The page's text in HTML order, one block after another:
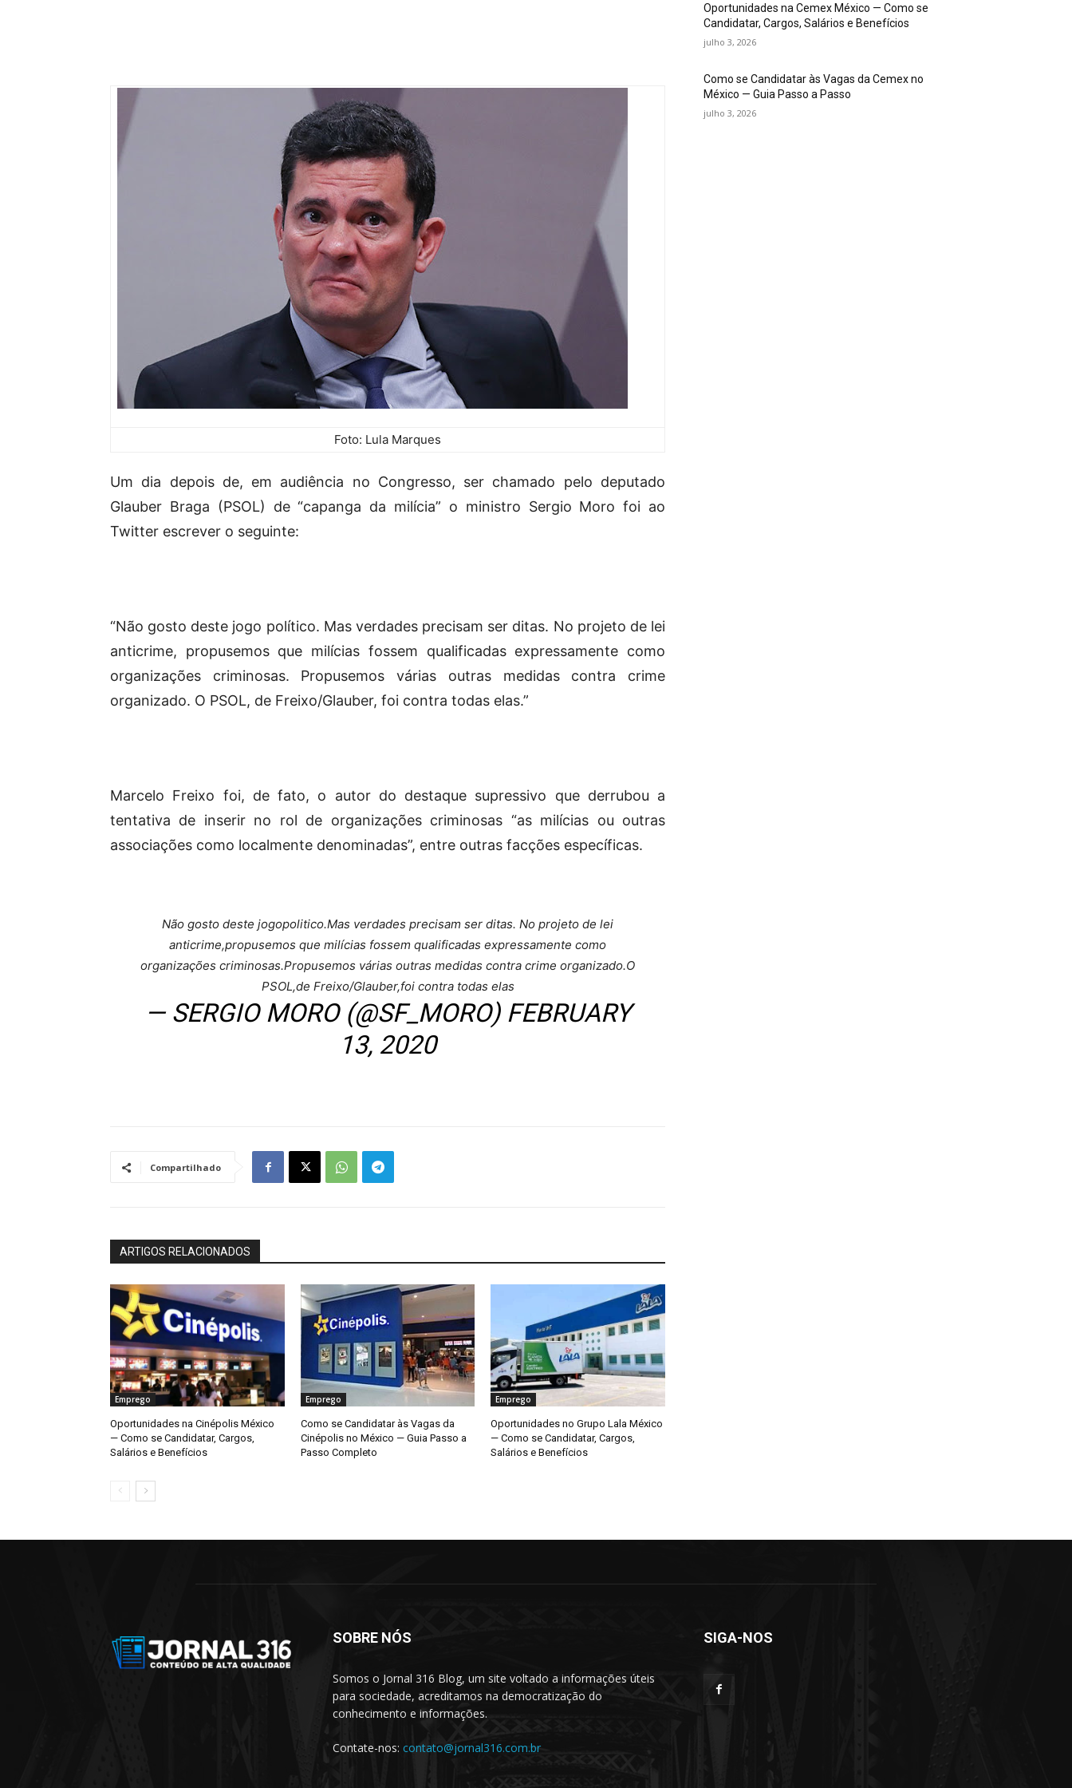
Foto: Lula Marques
Um dia depois de, em audiência no Congresso, ser chamado pelo deputado
Glauber Braga (PSOL) de “capanga da milícia” o ministro Sergio Moro foi ao
Twitter escrever o seguinte:
“Não gosto deste jogo político. Mas verdades precisam ser ditas. No projeto de lei
anticrime, propusemos que milícias fossem qualificadas expressamente como
organizações criminosas. Propusemos várias outras medidas contra crime
organizado. O PSOL, de Freixo/Glauber, foi contra todas elas.”
Marcelo Freixo foi, de fato, o autor do destaque supressivo que derrubou a
tentativa de inserir no rol de organizações criminosas “as milícias ou outras
associações como localmente denominadas”, entre outras facções específicas.
Não gosto deste jogopolitico.Mas verdades precisam ser ditas. No projeto de lei
anticrime,propusemos que milícias fossem qualificadas expressamente como
organizações criminosas.Propusemos várias outras medidas contra crime organizado.O
PSOL,de Freixo/Glauber,foi contra todas elas
— SERGIO MORO (@SF_MORO) FEBRUARY
13, 2020
Compartilhado
ARTIGOS RELACIONADOS
Emprego
Oportunidades na Cinépolis México
— Como se Candidatar, Cargos,
Salários e Benefícios
Emprego
Como se Candidatar às Vagas da
Cinépolis no México — Guia Passo a
Passo Completo
Emprego
Oportunidades no Grupo Lala México
— Como se Candidatar, Cargos,
Salários e Benefícios
Oportunidades na Cemex México — Como se
Candidatar, Cargos, Salários e Benefícios
julho 3, 2026
Como se Candidatar às Vagas da Cemex no
México — Guia Passo a Passo
julho 3, 2026
SOBRE NÓS
Somos o Jornal 316 Blog, um site voltado a informações úteis
para sociedade, acreditamos na democratização do
conhecimento e informações.
Contate-nos: contato@jornal316.com.br
SIGA-NOS